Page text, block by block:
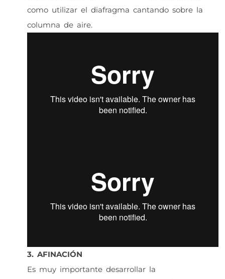
como utilizar el diafragma cantando sobre la
columna de aire.
3. AFINACIÓN
Es muy importante desarrollar la